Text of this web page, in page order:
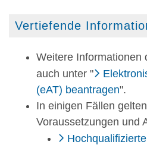
Vertiefende
Weitere Informationen
auch unter "
(eAT) beantragen".
In einigen Fällen
Voraussetzungen und
Hochqualifizierte